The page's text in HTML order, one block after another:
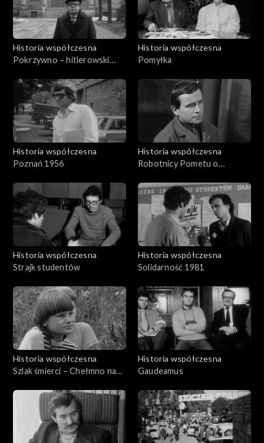
Historia współczesna
Pokrzywno – hitlerowski
Historia współczesna
Pomyłka
Historia współczesna
Poznań 1956
Historia współczesna
Robotnicy Pometu o
Historia współczesna
Strajk studentów
Historia współczesna
Solidarność 1981
Historia współczesna
Szlak śmierci – Chełmno nad
Historia współczesna
Gaudeamus